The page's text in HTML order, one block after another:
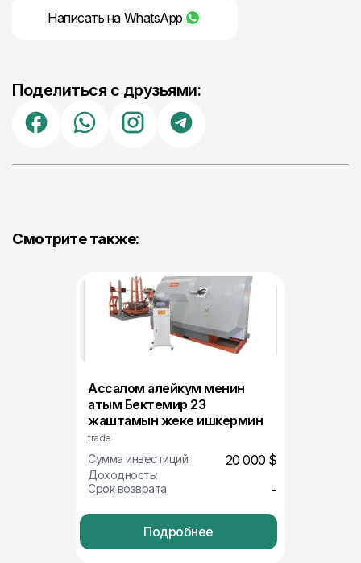
Написать на WhatsApp
Поделиться с друзьями:
Смотрите также:
Ассалом алейкум менин
атым Бектемир 23
жаштамын жеке ишкермин
trade
Сумма инвестиций: 20 000 $
Доходность:
Срок возврата
-
Подробнее